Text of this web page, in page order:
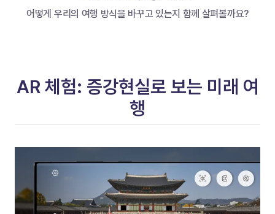
어떻게 우리의 여행 방식을 바꾸고 있는지 함께 살펴볼까요?
AR 체험: 증강현실로 보는 미래 여
행